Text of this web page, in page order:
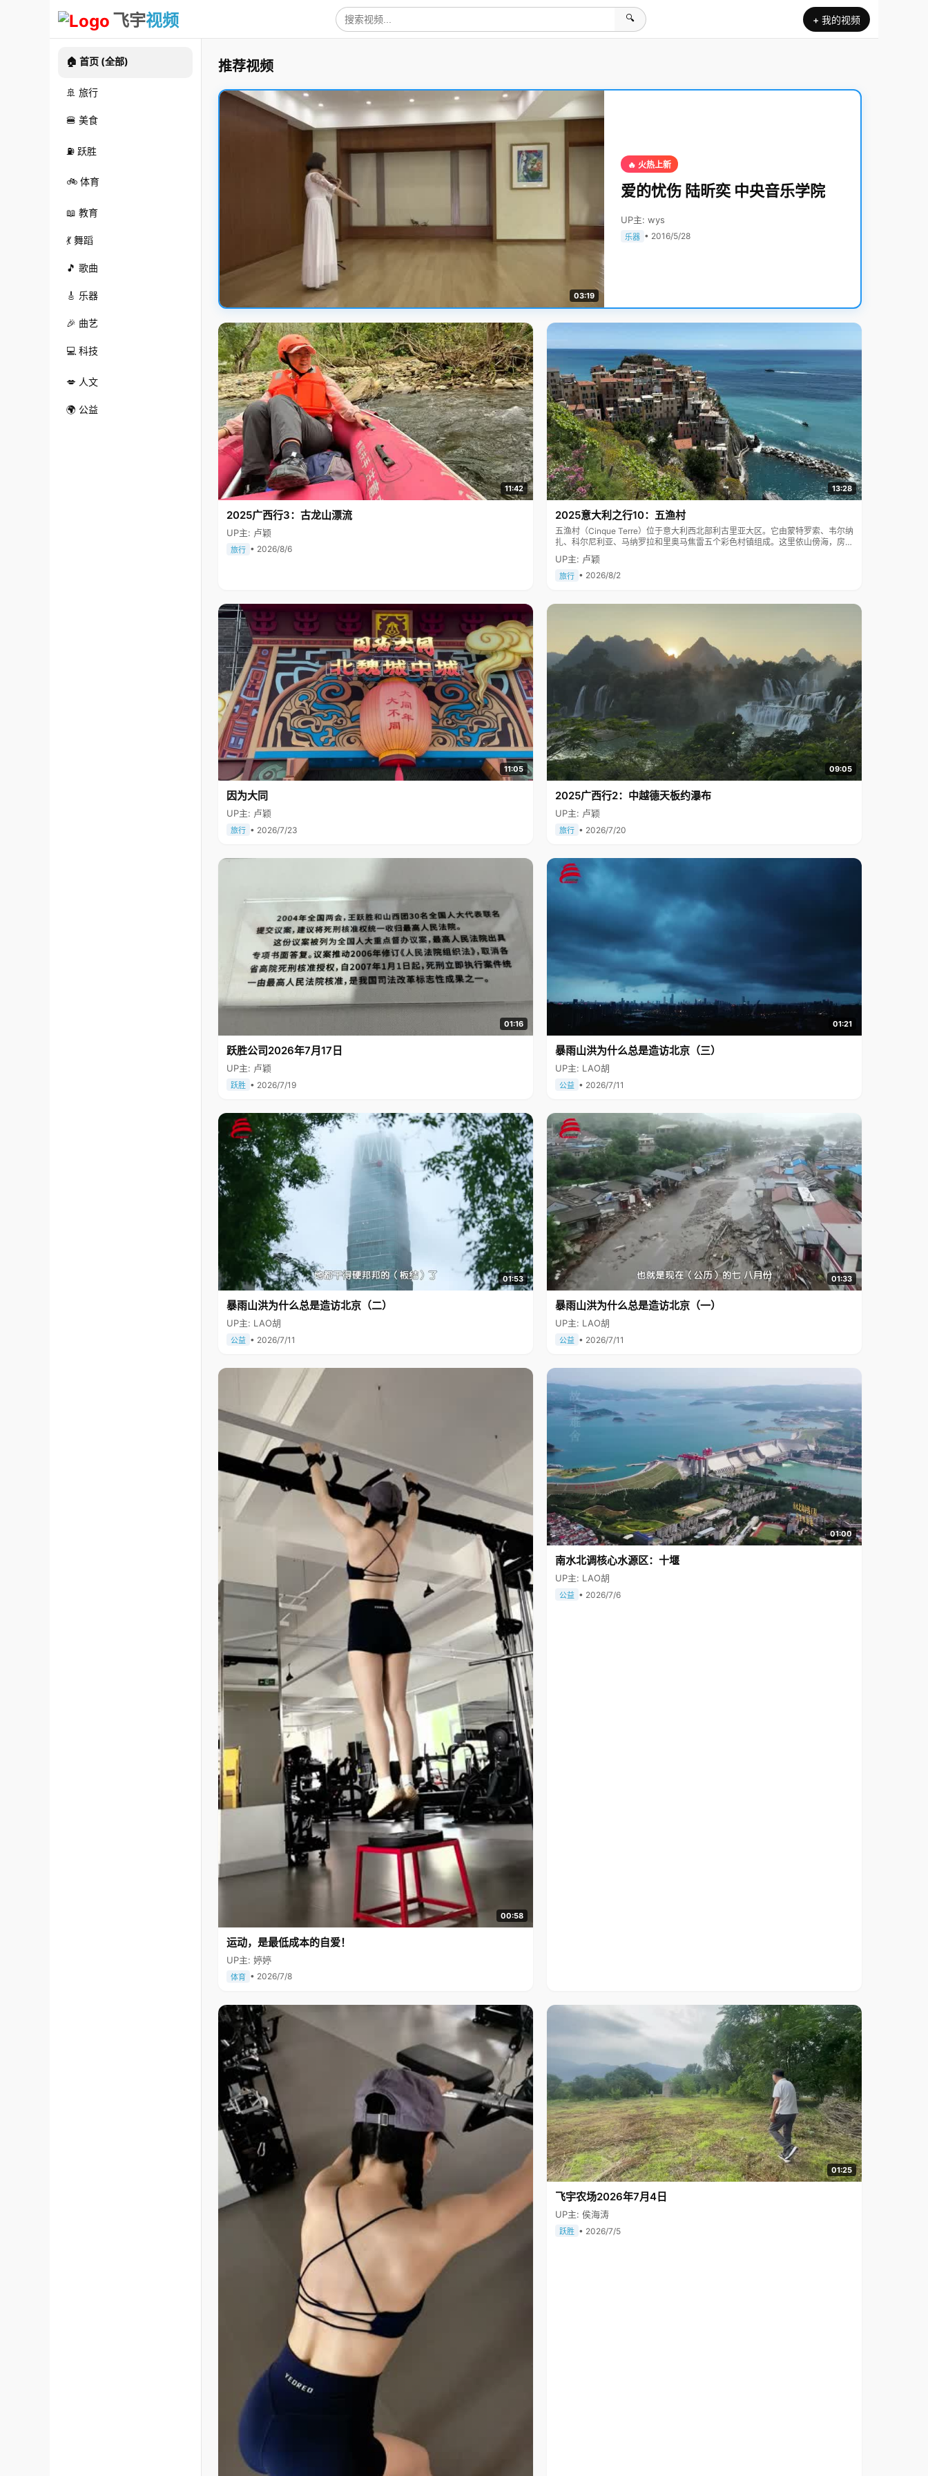
飞宇视频 🔍 + 我的视频
🏠 首页 (全部)
🚢 旅行
🍔 美食
⛽ 跃胜
🚲 体育
📖 教育
💃 舞蹈
🎵 歌曲
🎸 乐器
🎉 曲艺
💻 科技
💋 人文
🌍 公益
推荐视频
03:19
🔥 火热上新
爱的忧伤 陆昕奕 中央音乐学院
UP主: wys
乐器 • 2016/5/28
11:42
2025广西行3：古龙山漂流
UP主: 卢颖
旅行 • 2026/8/6
13:28
2025意大利之行10：五渔村
五渔村（Cinque Terre）位于意大利西北部利古里亚大区。它由蒙特罗索、韦尔纳
扎、科尔尼利亚、马纳罗拉和里奥马焦雷五个彩色村镇组成。这里依山傍海，房屋
色彩斑斓，1997年被列为世界文化遗产。
UP主: 卢颖
旅行 • 2026/8/2
11:05
因为大同
UP主: 卢颖
旅行 • 2026/7/23
09:05
2025广西行2：中越德天板约瀑布
UP主: 卢颖
旅行 • 2026/7/20
01:16
跃胜公司2026年7月17日
UP主: 卢颖
跃胜 • 2026/7/19
01:21
暴雨山洪为什么总是造访北京（三）
UP主: LAO胡
公益 • 2026/7/11
01:53
暴雨山洪为什么总是造访北京（二）
UP主: LAO胡
公益 • 2026/7/11
01:33
暴雨山洪为什么总是造访北京（一）
UP主: LAO胡
公益 • 2026/7/11
00:58
运动，是最低成本的自爱！
UP主: 婷婷
体育 • 2026/7/8
01:00
南水北调核心水源区：十堰
UP主: LAO胡
公益 • 2026/7/6
01:25
飞宇农场2026年7月4日
UP主: 侯海涛
跃胜 • 2026/7/5